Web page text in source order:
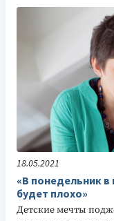
18.05.2021
«В понедельник
будет плохо»
Детские мечты